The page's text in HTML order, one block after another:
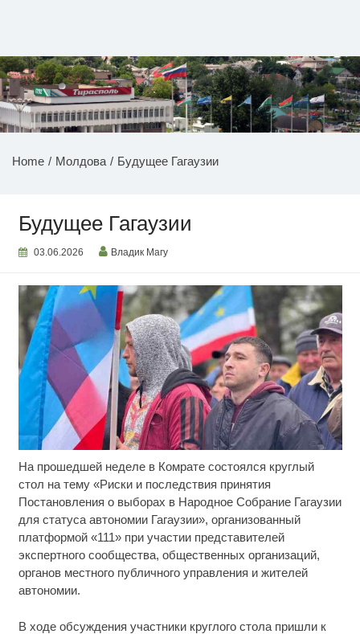
НОВОСТИ ПРИДНЕСТРОВЬЯ
Home Молдова Будущее Гагаузии
Будущее Гагаузии
03.06.2026 Владик Магу
На прошедшей неделе в Комрате состоялся круглый
стол на тему «Риски и последствия принятия
Постановления о выборах в Народное Собрание Гагаузии
для статуса автономии Гагаузии», организованный
платформой «111» при участии представителей
экспертного сообщества, общественных организаций,
органов местного публичного управления и жителей
автономии.
В ходе обсуждения участники круглого стола пришли к
Ржу не переставая, это видео пересмотришь не
раз
Ролик длится пару секунд, но вы будете в шоке
Ролик из Омска: вы будете смеяться долго